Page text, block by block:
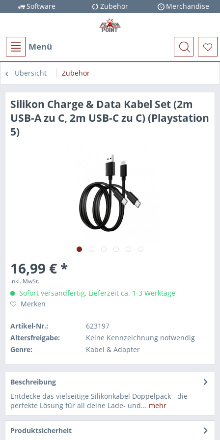
Software Zubehör Merchandise
Menü
Übersicht Zubehör
Silikon Charge & Data Kabel Set (2m
USB-A zu C, 2m USB-C zu C) (Playstation
5)
16,99 € *
inkl. MwSt.
Sofort versandfertig, Lieferzeit ca. 1-3 Werktage
Merken
Artikel-Nr.:
623197
Altersfreigabe:
Keine Kennzeichnung notwendig
Genre:
Kabel & Adapter
Beschreibung
Entdecke das vielseitige Silikonkabel Doppelpack - die
perfekte Lösung für all deine Lade- und... mehr
Produktsicherheit